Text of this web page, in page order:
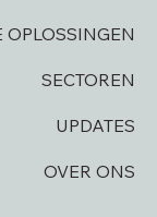
OPLOSSINGEN
SECTOREN
UPDATES
OVER ONS